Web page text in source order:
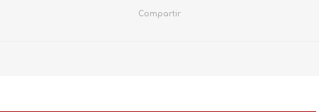
Compartir